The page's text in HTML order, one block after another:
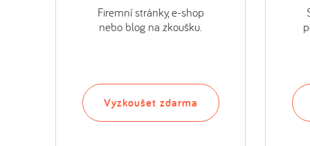
Firemní stránky, e-shop
nebo blog na zkoušku.
Vyzkoušet zdarma